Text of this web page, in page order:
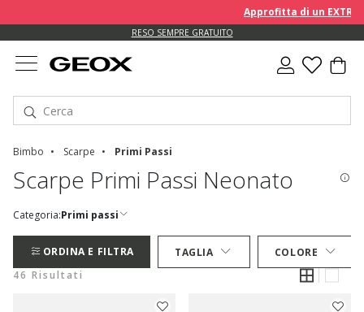
Approfitta di un EXTRA
RESO SEMPRE GRATUITO
Bimbo Scarpe Primi Passi
Scarpe Primi Passi Neonato
Categoria:Primi passi
ORDINA E FILTRA TAGLIA
COLORE
46 Risultati